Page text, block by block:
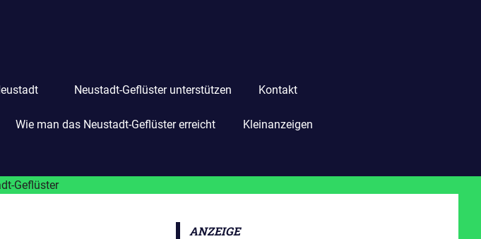
Neustadt-Geflüster unterstützen Kontakt
Wie man das Neustadt-Geflüster erreicht Kleinanzeigen
ANZEIGE